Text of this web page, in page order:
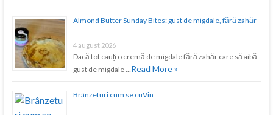
Almond Butter Sunday Bites: gust de migdale, fără zahăr
4 august 2026
Dacă tot cauți o cremă de migdale fără zahăr care să aibă
gust de migdale …Read More »
Brânzeturi cum se cuVin